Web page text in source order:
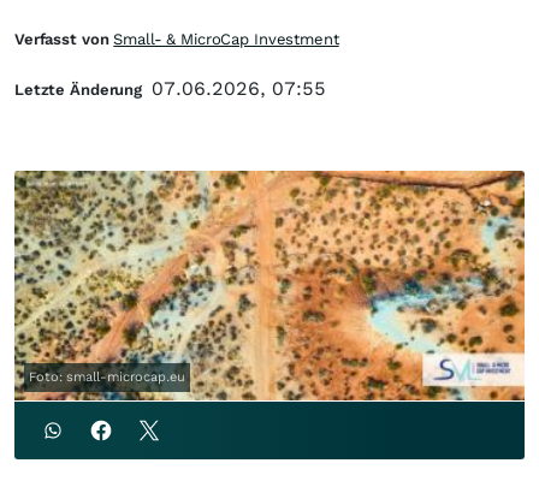
Foto: small-microcap.eu
Verfasst vonSmall- & MicroCap Investment
Letzte Änderung 07.06.2026, 07:55